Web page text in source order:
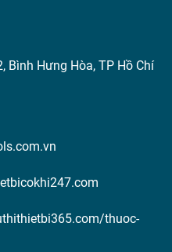
Bình Hưng Hòa, TP Hồ Chí
thuoc-